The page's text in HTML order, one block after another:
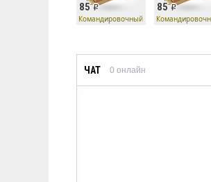
85
Командировочный билет
85
ЧАТ 0 онлайн